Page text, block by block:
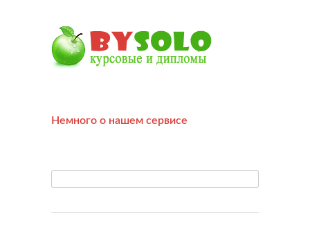
Немного о нашем сервисе